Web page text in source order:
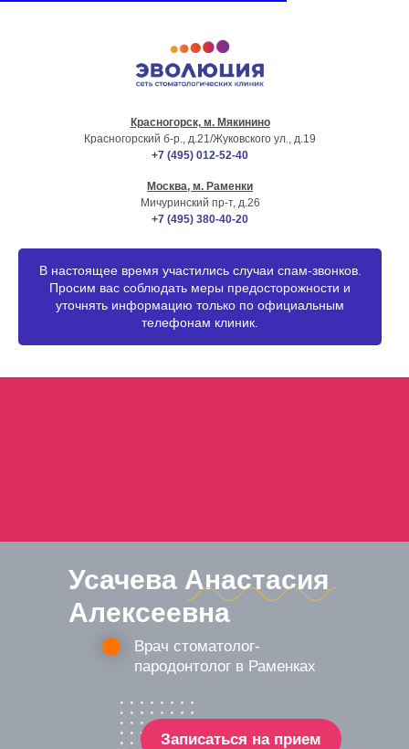
Красногорск, м. Мякинино
Красногорский б-р., д.21/Жуковского ул., д.19
+7 (495) 012-52-40
Москва, м. Раменки
Мичуринский пр-т, д.26
+7 (495) 380-40-20
В настоящее время участились случаи спам-звонков.
Просим вас соблюдать меры предосторожности и
уточнять информацию только по официальным
телефонам клиник.
Усачева Анастасия
Алексеевна
Врач стоматолог-
пародонтолог в Раменках
Записаться на прием